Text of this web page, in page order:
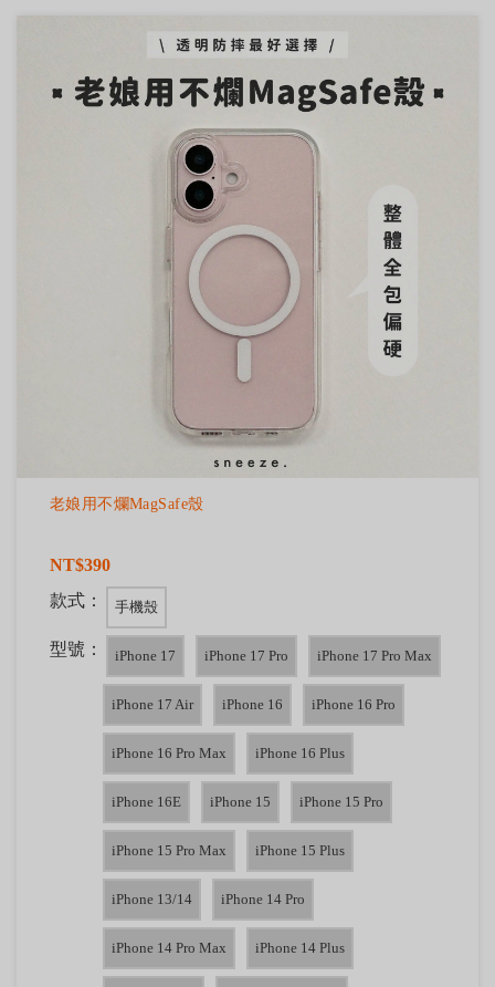
老娘用不爛MagSafe殼
NT$390
款式：
手機殼
型號： iPhone 17 iPhone 17 Pro iPhone 17 Pro Max
iPhone 17 Air iPhone 16 iPhone 16 Pro
iPhone 16 Pro Max iPhone 16 Plus
iPhone 16E iPhone 15 iPhone 15 Pro
iPhone 15 Pro Max iPhone 15 Plus
iPhone 13/14 iPhone 14 Pro
iPhone 14 Pro Max iPhone 14 Plus